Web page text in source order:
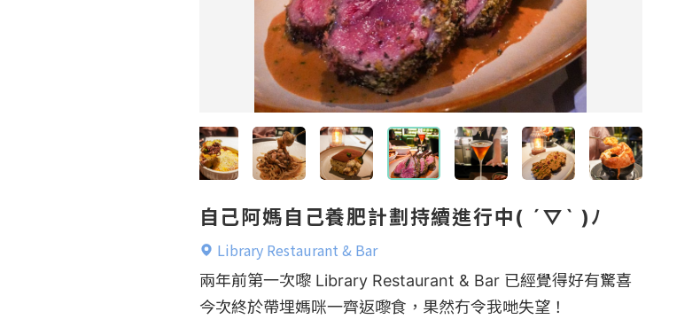
自己阿媽自己養肥計劃持續進行中( ´▽` )ﾉ
Library Restaurant & Bar
兩年前第一次嚟 Library Restaurant & Bar 已經覺得好有驚喜
今次終於帶埋媽咪一齊返嚟食，果然冇令我哋失望！